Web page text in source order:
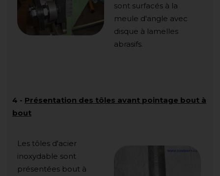
sont surfacés à la
meule d'angle avec
disque à lamelles
abrasifs.
4 - Présentation des tôles avant pointage bout à
bout
Les tôles d'acier
inoxydable sont
présentées bout à